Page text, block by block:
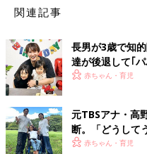
心が上がり、脚長＆スタイル
人コーデにしても◎。インナ
ておきたいTシャツです。
スタイルアップ＆華奢
関連記事
長男が3歳で知
達が後退して｢
プロバスケ選手･
赤ちゃん・育児
元TBSアナ・高
断。「どうして
らこそ、娘との
赤ちゃん・育児